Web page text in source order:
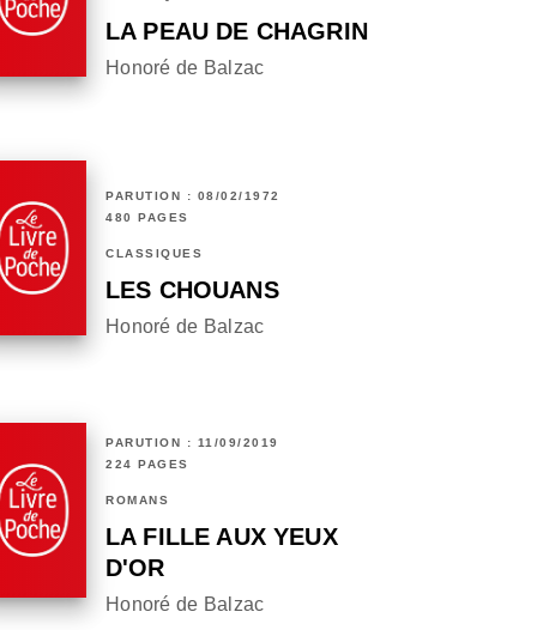
LA PEAU DE CHAGRIN
Honoré de Balzac
PARUTION : 08/02/1972
480 PAGES
CLASSIQUES
LES CHOUANS
Honoré de Balzac
PARUTION : 11/09/2019
224 PAGES
ROMANS
LA FILLE AUX YEUX
D'OR
Honoré de Balzac